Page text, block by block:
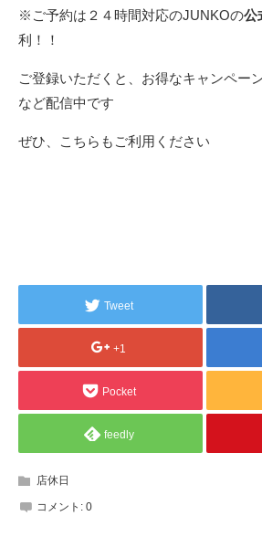
※ご予約は２４時間対応のJUNKOの公
利！！
ご登録いただくと、お得なキャンペー
など配信中です
ぜひ、こちらもご利用ください
Tweet
+1
Pocket
feedly
店休日
コメント: 0